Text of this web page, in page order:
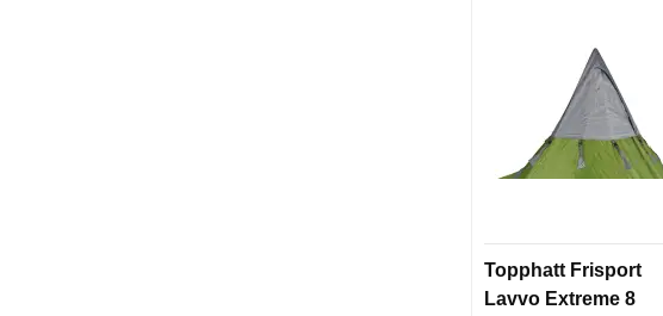
Topphatt Frisport
Lavvo Extreme 8